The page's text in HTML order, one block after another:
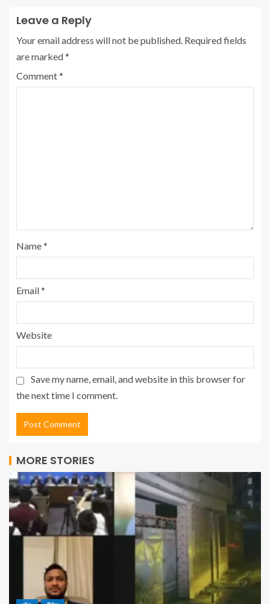
Leave a Reply
Your email address will not be published. Required fields
are marked*
Comment*
Name*
Email*
Website
Save my name, email, and website in this browser for
the next time I comment.
MORE STORIES